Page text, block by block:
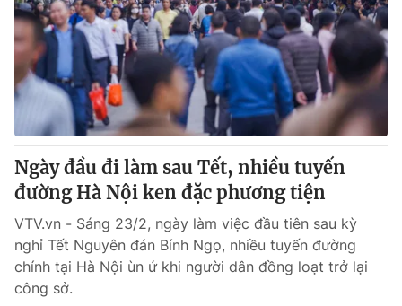
Ngày đầu đi làm sau Tết, nhiều tuyến
đường Hà Nội ken đặc phương tiện
VTV.vn - Sáng 23/2, ngày làm việc đầu tiên sau kỳ
nghỉ Tết Nguyên đán Bính Ngọ, nhiều tuyến đường
chính tại Hà Nội ùn ứ khi người dân đồng loạt trở lại
công sở.